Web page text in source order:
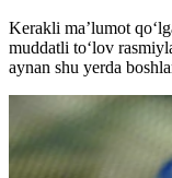
Kerakli ma’lumot
muddatli to‘lov
aynan shu yerda